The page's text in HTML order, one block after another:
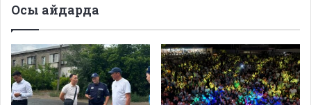
Осы айдарда